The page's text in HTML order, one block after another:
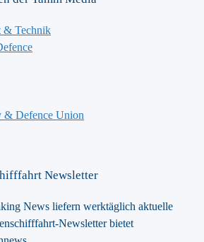
& Technik
& Defence Union
Newsletter
News liefern werktäglich aktuelle
Newsletter bietet